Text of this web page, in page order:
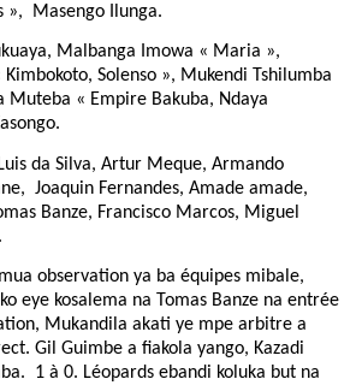
», Masengo Ilunga.
Malbanga Imowa « Maria »,
Solenso », Mukendi Tshilumba
Muteba « Empire Bakuba, Ndaya
da Silva, Artur Meque, Armando
Joaquin Fernandes, Amade amade,
Banze, Francisco Marcos, Miguel
observation ya ba équipes mibale,
eye kosalema na Tomas Banze na entrée
Mukandila akati ye mpe arbitre a
Gil Guimbe a fiakola yango, Kazadi
1 à 0. Léopards ebandi koluka but na